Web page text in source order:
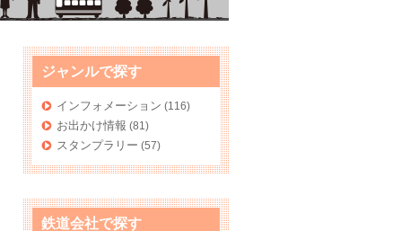
ジャンルで探す
インフォメーション (116)
お出かけ情報 (81)
スタンプラリー (57)
鉄道会社で探す